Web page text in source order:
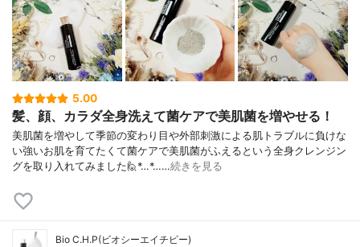
5.00
髪、顔、カラダ全身洗えて菌ケアで美肌菌を増やせる！
美肌菌を増やして季節の変わり目や外部刺激による肌トラブルに負けな
い強いお肌を育てたくて菌ケアで美肌菌がふえるという全身クレンジン
グを取り入れてみました🙋*…*……続きを見る
Bio C.H.P(ビオシーエイチピー)